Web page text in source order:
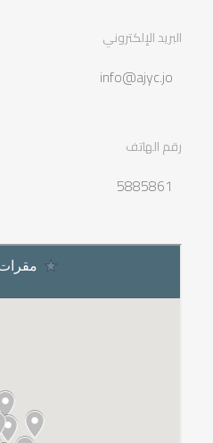
البريد الإلكتروني
info@ajyc.jo
رقم الهاتف
5885861